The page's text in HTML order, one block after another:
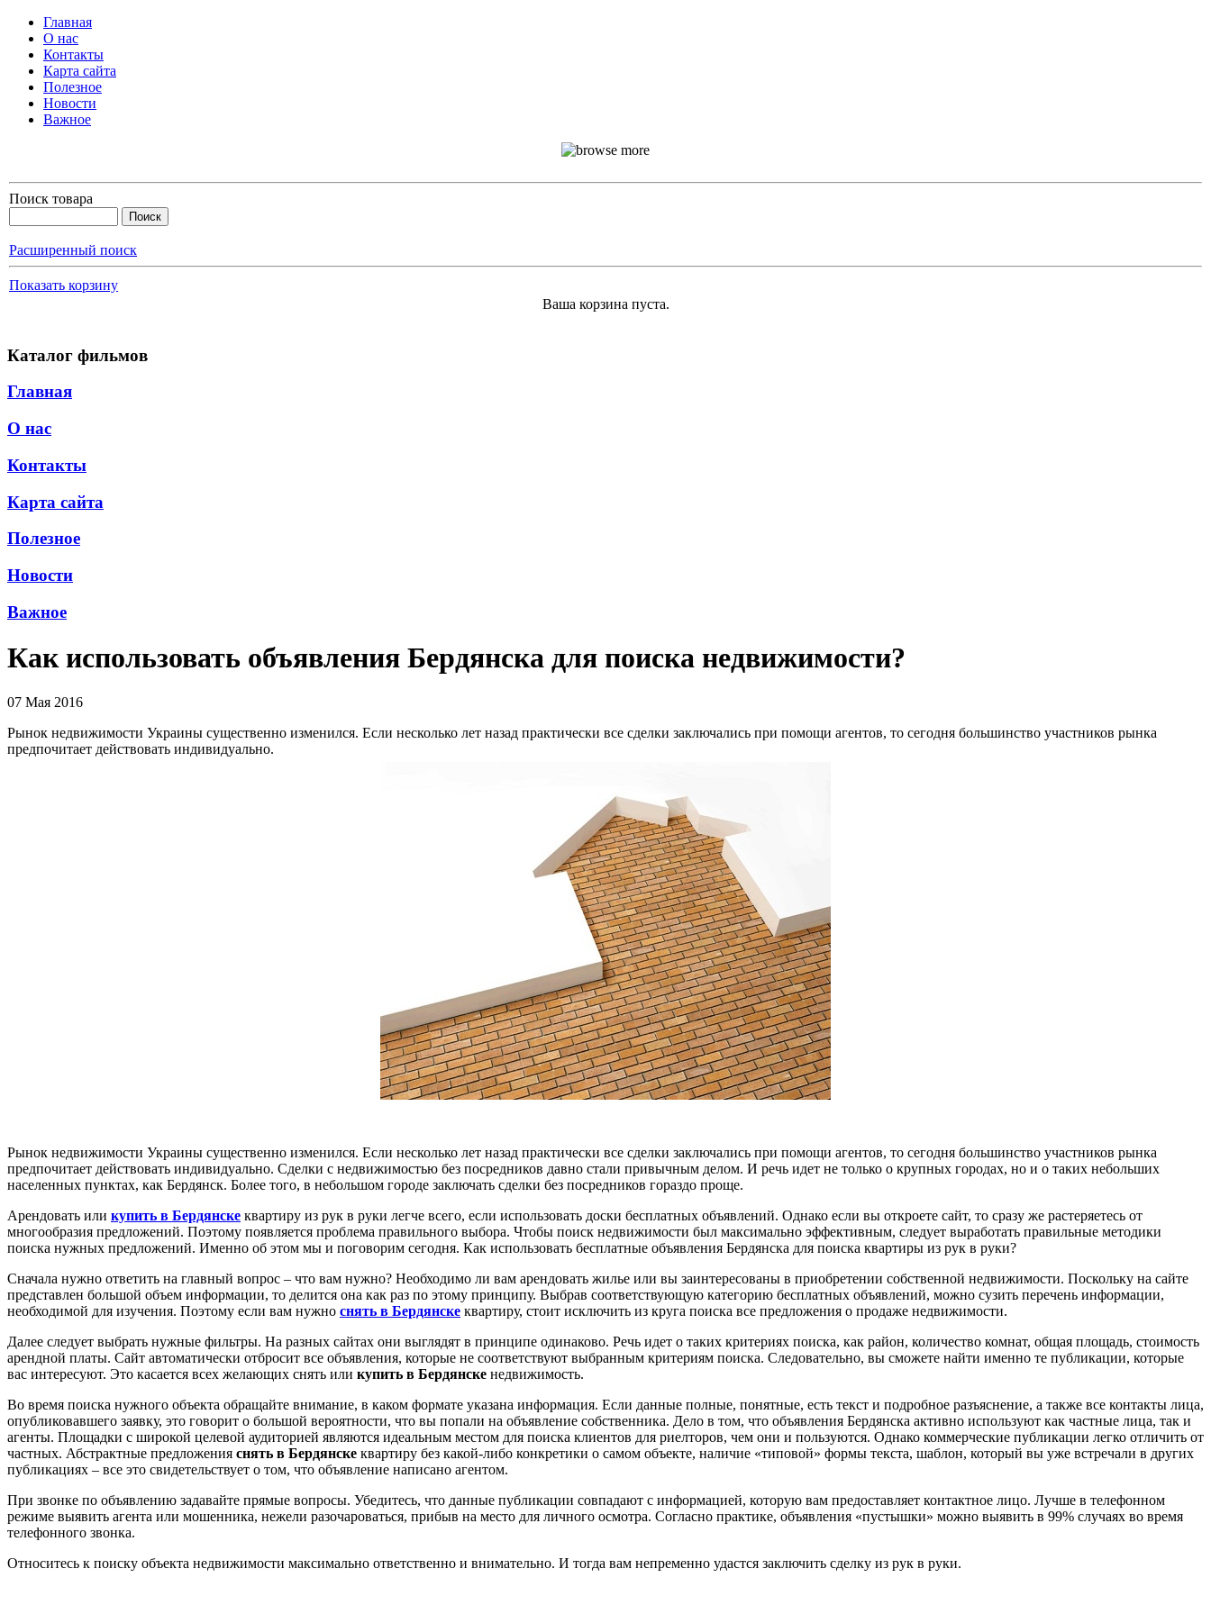
Главная
О нас
Контакты
Карта сайта
Полезное
Новости
Важное
Поиск товара
Расширенный поиск
Показать корзину
Ваша корзина пуста.
Каталог фильмов
Главная
О нас
Контакты
Карта сайта
Полезное
Новости
Важное
Как использовать объявления Бердянска для поиска недвижимости?
07 Мая 2016
Рынок недвижимости Украины существенно изменился. Если несколько лет назад практически все сделки заключались при помощи агентов, то сегодня большинство участников рынка
предпочитает действовать индивидуально.
Рынок недвижимости Украины существенно изменился. Если несколько лет назад практически все сделки заключались при помощи агентов, то сегодня большинство участников рынка
предпочитает действовать индивидуально. Сделки с недвижимостью без посредников давно стали привычным делом. И речь идет не только о крупных городах, но и о таких небольших
населенных пунктах, как Бердянск. Более того, в небольшом городе заключать сделки без посредников гораздо проще.
Арендовать или купить в Бердянске квартиру из рук в руки легче всего, если использовать доски бесплатных объявлений. Однако если вы откроете сайт, то сразу же растеряетесь от
многообразия предложений. Поэтому появляется проблема правильного выбора. Чтобы поиск недвижимости был максимально эффективным, следует выработать правильные методики
поиска нужных предложений. Именно об этом мы и поговорим сегодня. Как использовать бесплатные объявления Бердянска для поиска квартиры из рук в руки?
Сначала нужно ответить на главный вопрос – что вам нужно? Необходимо ли вам арендовать жилье или вы заинтересованы в приобретении собственной недвижимости. Поскольку на сайте
представлен большой объем информации, то делится она как раз по этому принципу. Выбрав соответствующую категорию бесплатных объявлений, можно сузить перечень информации,
необходимой для изучения. Поэтому если вам нужно снять в Бердянске квартиру, стоит исключить из круга поиска все предложения о продаже недвижимости.
Далее следует выбрать нужные фильтры. На разных сайтах они выглядят в принципе одинаково. Речь идет о таких критериях поиска, как район, количество комнат, общая площадь, стоимость
арендной платы. Сайт автоматически отбросит все объявления, которые не соответствуют выбранным критериям поиска. Следовательно, вы сможете найти именно те публикации, которые
вас интересуют. Это касается всех желающих снять или купить в Бердянске недвижимость.
Во время поиска нужного объекта обращайте внимание, в каком формате указана информация. Если данные полные, понятные, есть текст и подробное разъяснение, а также все контакты лица,
опубликовавшего заявку, это говорит о большой вероятности, что вы попали на объявление собственника. Дело в том, что объявления Бердянска активно используют как частные лица, так и
агенты. Площадки с широкой целевой аудиторией являются идеальным местом для поиска клиентов для риелторов, чем они и пользуются. Однако коммерческие публикации легко отличить от
частных. Абстрактные предложения снять в Бердянске квартиру без какой-либо конкретики о самом объекте, наличие «типовой» формы текста, шаблон, который вы уже встречали в других
публикациях – все это свидетельствует о том, что объявление написано агентом.
При звонке по объявлению задавайте прямые вопросы. Убедитесь, что данные публикации совпадают с информацией, которую вам предоставляет контактное лицо. Лучше в телефонном
режиме выявить агента или мошенника, нежели разочароваться, прибыв на место для личного осмотра. Согласно практике, объявления «пустышки» можно выявить в 99% случаях во время
телефонного звонка.
Относитесь к поиску объекта недвижимости максимально ответственно и внимательно. И тогда вам непременно удастся заключить сделку из рук в руки.